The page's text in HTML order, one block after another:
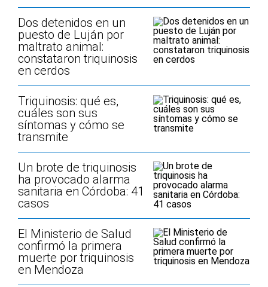
Dos detenidos en un
puesto de Luján por
maltrato animal:
constataron triquinosis
en cerdos
Triquinosis: qué es,
cuáles son sus
síntomas y cómo se
transmite
Un brote de triquinosis
ha provocado alarma
sanitaria en Córdoba: 41
casos
El Ministerio de Salud
confirmó la primera
muerte por triquinosis
en Mendoza